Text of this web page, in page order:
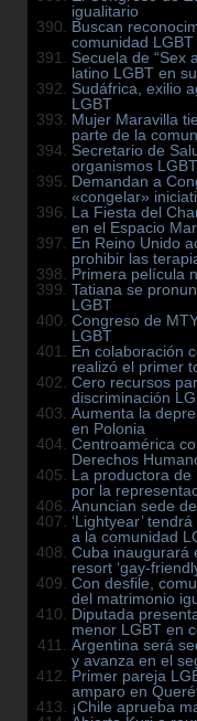
igualitario
Buscan
comunidad LGBT
Secuela de “Sex
latino LGBT en
Sudáfrica, exilio
LGBT
Mujer Maravilla
parte de la
Secretario de
organismos LGBT
Demandan a
«congelar»
La Fiesta del
en el Espacio
En Reino Unido
prohibir las
Primera película
Tatiana se
LGBT
Congreso de
LGBT
En colaboración
realizó el primer
Cero recursos
discriminación
Aumenta la
en Polonia
Centroamérica
Derechos
La productora
por la
Anuncian sede
‘Lightyear’
a la comunidad
Cuba inaugurará
resort ‘gay-
Con desfile,
del matrimonio
Diputada
menor LGBT en
Argentina será
y avanza en el
Primer pareja
amparo en
¡Chile aprueba